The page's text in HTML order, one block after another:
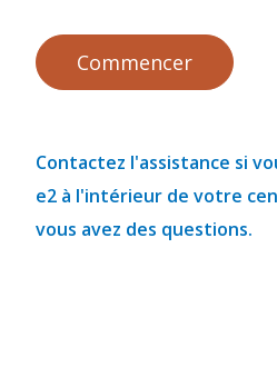
Commencer
Contactez l'assistance si
e2 à l'intérieur de votre
vous avez des questions.